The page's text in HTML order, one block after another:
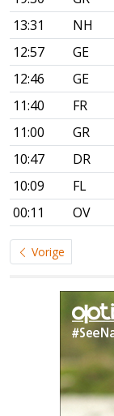
13:31
NH
12:57
GE
12:46
GE
11:40
FR
11:00
GR
10:47
DR
10:09
FL
00:11
OV
Vorige